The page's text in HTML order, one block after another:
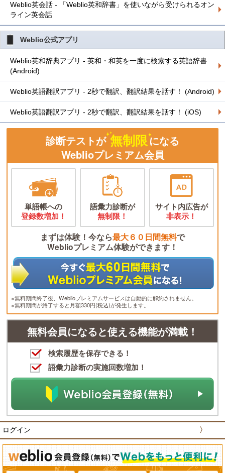
Weblio英会話 - 「Weblio英和辞書」を使いながら受けられるオン
ライン英会話
Weblio公式アプリ
Weblio英和辞典アプリ - 英和・和英を一度に検索する英語辞書
(Android)
Weblio英語翻訳アプリ - 2秒で翻訳、翻訳結果を話す！ (Android)
Weblio英語翻訳アプリ - 2秒で翻訳、翻訳結果を話す！ (iOS)
診断テストが 無制限になる
Weblioプレミアム会員
単語帳への
登録数増加！
語彙力診断が
無制限！
サイト内広告が
非表示！
まずは体験！今なら最大６０日間無料で
Weblioプレミアム体験ができます！
※無料期間終了後、Weblioプレミアムサービスは自動的に解約されません。
※無料期間が終了すると月額330円(税込)が発生します。
無料会員になると使える機能が満載！
検索履歴を保存できる！
語彙力診断の実施回数増加！
ログイン 〉